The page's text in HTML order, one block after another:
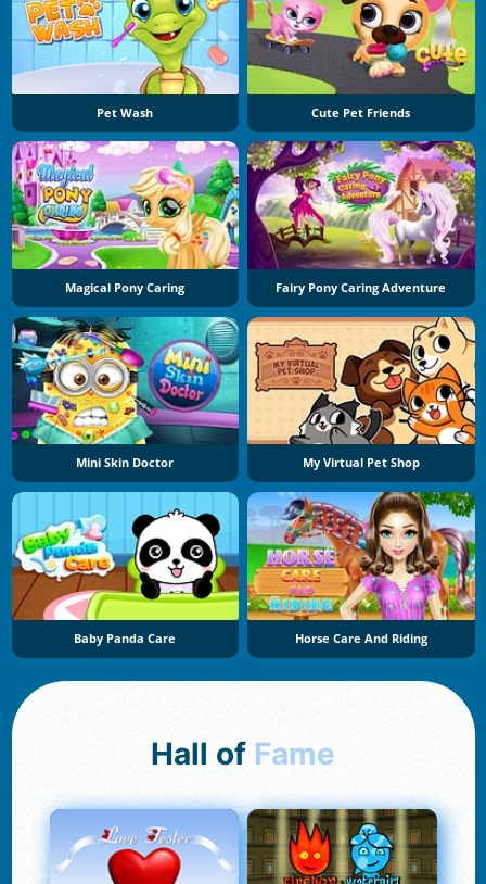
Pet Wash Cute Pet Friends
Magical Pony Caring Fairy Pony Caring Adventure
Mini Skin Doctor My Virtual Pet Shop
Baby Panda Care Horse Care And Riding
Hall of Fame